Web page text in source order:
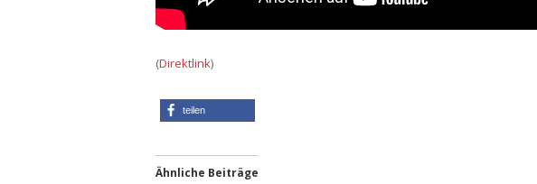
(Direktlink)
teilen
Ähnliche Beiträge